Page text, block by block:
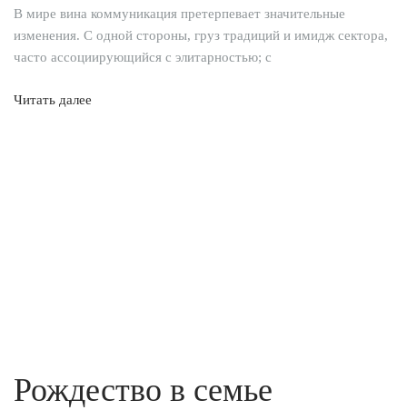
В мире вина коммуникация претерпевает значительные
изменения. С одной стороны, груз традиций и имидж сектора,
часто ассоциирующийся с элитарностью; с
Читать далее
Рождество в семье